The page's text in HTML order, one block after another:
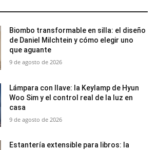
Biombo transformable en silla: el diseño
de Daniel Milchtein y cómo elegir uno
que aguante
9 de agosto de 2026
Lámpara con llave: la Keylamp de Hyun
Woo Sim y el control real de la luz en
casa
9 de agosto de 2026
Estantería extensible para libros: la